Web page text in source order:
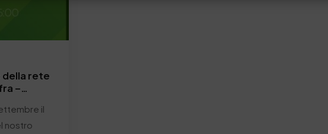
della rete
–
il
nostro